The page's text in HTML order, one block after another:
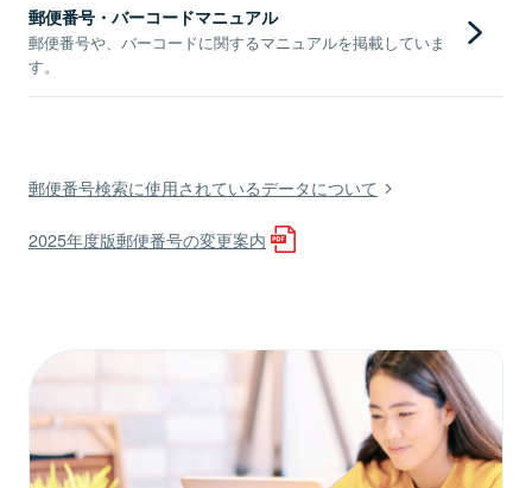
郵便番号・バーコードマニュアル
郵便番号や、バーコードに関するマニュアルを掲載していま
す。
郵便番号検索に使用されているデータについて
2025年度版郵便番号の変更案内